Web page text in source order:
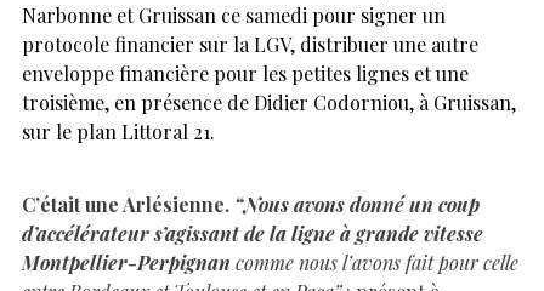
Narbonne et Gruissan ce samedi pour signer un
protocole financier sur la LGV, distribuer une autre
enveloppe financière pour les petites lignes et une
troisième, en présence de Didier Codorniou, à Gruissan,
sur le plan Littoral 21.
C’était une Arlésienne. “Nous avons donné un coup
d’accélérateur s’agissant de la ligne à grande vitesse
Montpellier-Perpignan comme nous l’avons fait pour celle